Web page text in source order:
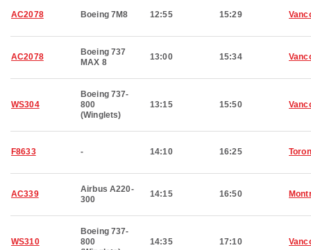
AC2078 Boeing 7M8 12:55 15:29
AC2078
Boeing 737
MAX 8
13:00 15:34
WS304
Boeing 737-
800
(Winglets)
13:15 15:50
F8633 - 14:10 16:25
AC339
Airbus A220-
300
14:15 16:50
WS310
Boeing 737-
800
14:35 17:10